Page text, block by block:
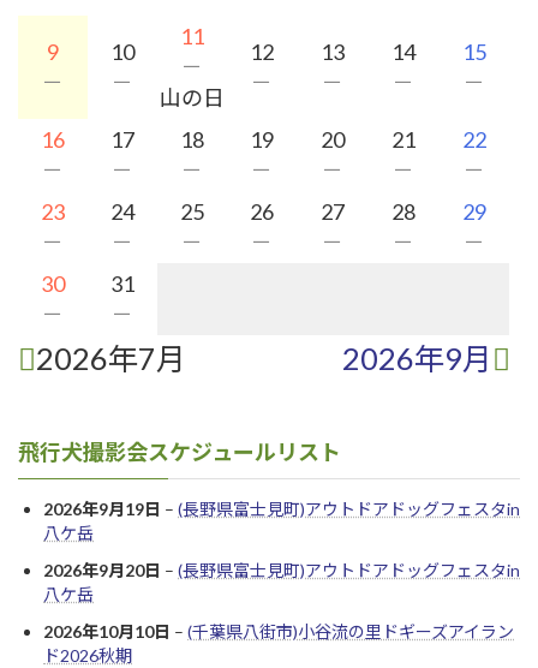
9
－
10
－
11
－
山の日
12
－
13
－
14
－
15
－
16
－
17
－
18
－
19
－
20
－
21
－
22
－
23
－
24
－
25
－
26
－
27
－
28
－
29
－
30
－
31
－
2026年7月 2026年9月
飛行犬撮影会スケジュールリスト
2026年9月19日 – (長野県富士見町)アウトドアドッグフェスタin
八ケ岳
2026年9月20日 – (長野県富士見町)アウトドアドッグフェスタin
八ケ岳
2026年10月10日 – (千葉県八街市)小谷流の里ドギーズアイラン
ド2026秋期